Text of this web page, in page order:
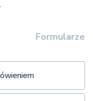
Formularze